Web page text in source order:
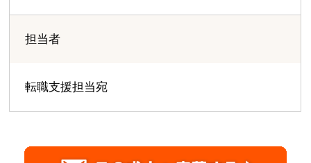
担当者
転職支援担当宛